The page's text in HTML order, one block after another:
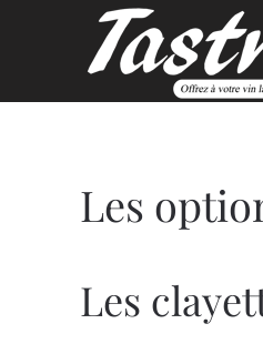
Skip to main content
Les
Les